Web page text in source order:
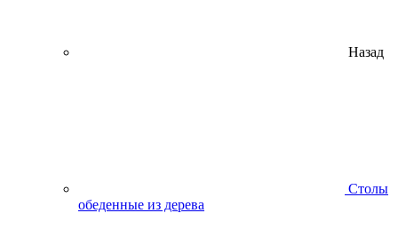
Назад
Столы
обеденные из дерева